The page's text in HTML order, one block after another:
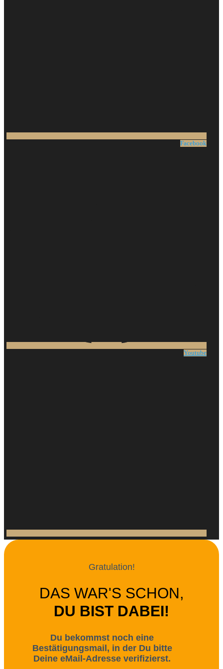
Facebook
Youtube
Gratulation!
DAS WAR'S SCHON,
DU BIST DABEI!
Du bekommst noch eine
Bestätigungsmail, in der Du bitte
Deine eMail-Adresse verifizierst.